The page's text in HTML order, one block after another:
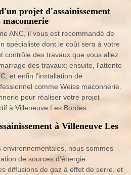
projet d'assainissement
ANC, il vous est recommandé de
spécialiste dont le coût sera à votre
contrôle des travaux que vous allez
des travaux; ensuite, l'attente
et enfin l'installation de
comme Weiss maconnerie.
pour réaliser votre projet
à Villeneuve Les Bordes.
à Villeneuve Les
environnementales, nous sommes
de sources d'énergie
diffusions de gaz à effet de serre, et